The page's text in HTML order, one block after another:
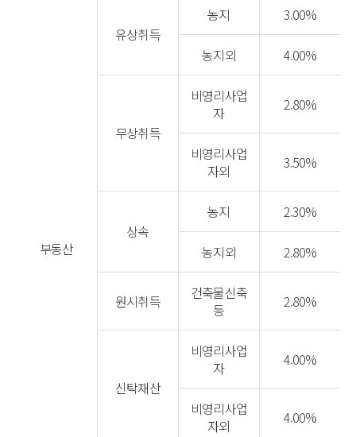
부동산
유상취득
농지 3.00%
농지외 4.00%
무상취득
비영리사업
자
2.80%
비영리사업
자외
3.50%
상속
농지 2.30%
농지외 2.80%
원시취득
건축물신축
등
2.80%
신탁재산
비영리사업
자
4.00%
비영리사업
자외
4.00%